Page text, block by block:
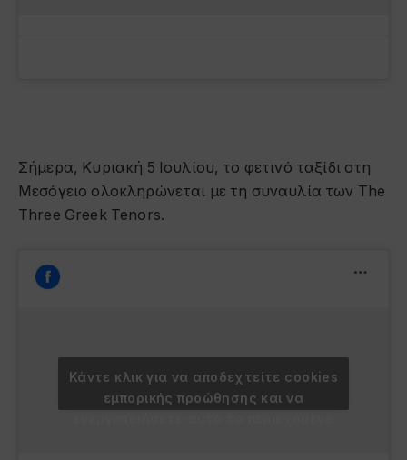
Σήμερα, Κυριακή 5 Ιουλίου, το φετινό ταξίδι στη
Μεσόγειο ολοκληρώνεται με τη συναυλία των The
Three Greek Tenors.
Κάντε κλικ για να αποδεχτείτε cookies
εμπορικής προώθησης και να